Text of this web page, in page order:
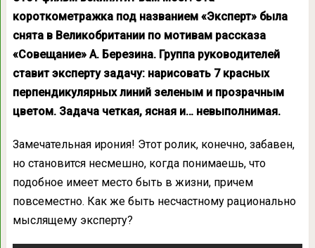
короткометражка под названием «Эксперт»была
снятав Великобритании по мотивам рассказа
«Совещание» А. Березина. Группа руководителей
ставит эксперту задачу: нарисовать 7 красных
перпендикулярных линий зеленым и прозрачным
цветом. Задача четкая, ясная и… невыполнимая.
Замечательная ирония! Этот ролик, конечно, забавен,
но становится несмешно, когда понимаешь, что
подобное имеет место быть в жизни, причем
повсеместно. Как же быть несчастному рационально
мыслящему эксперту?